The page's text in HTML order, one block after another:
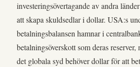
investeringsövertagande av andra
att skapa skuldsedlar i dollar. USA:s
betalningsbalansen hamnar i
betalningsöverskott som deras
det globala syd behöver dollar för att